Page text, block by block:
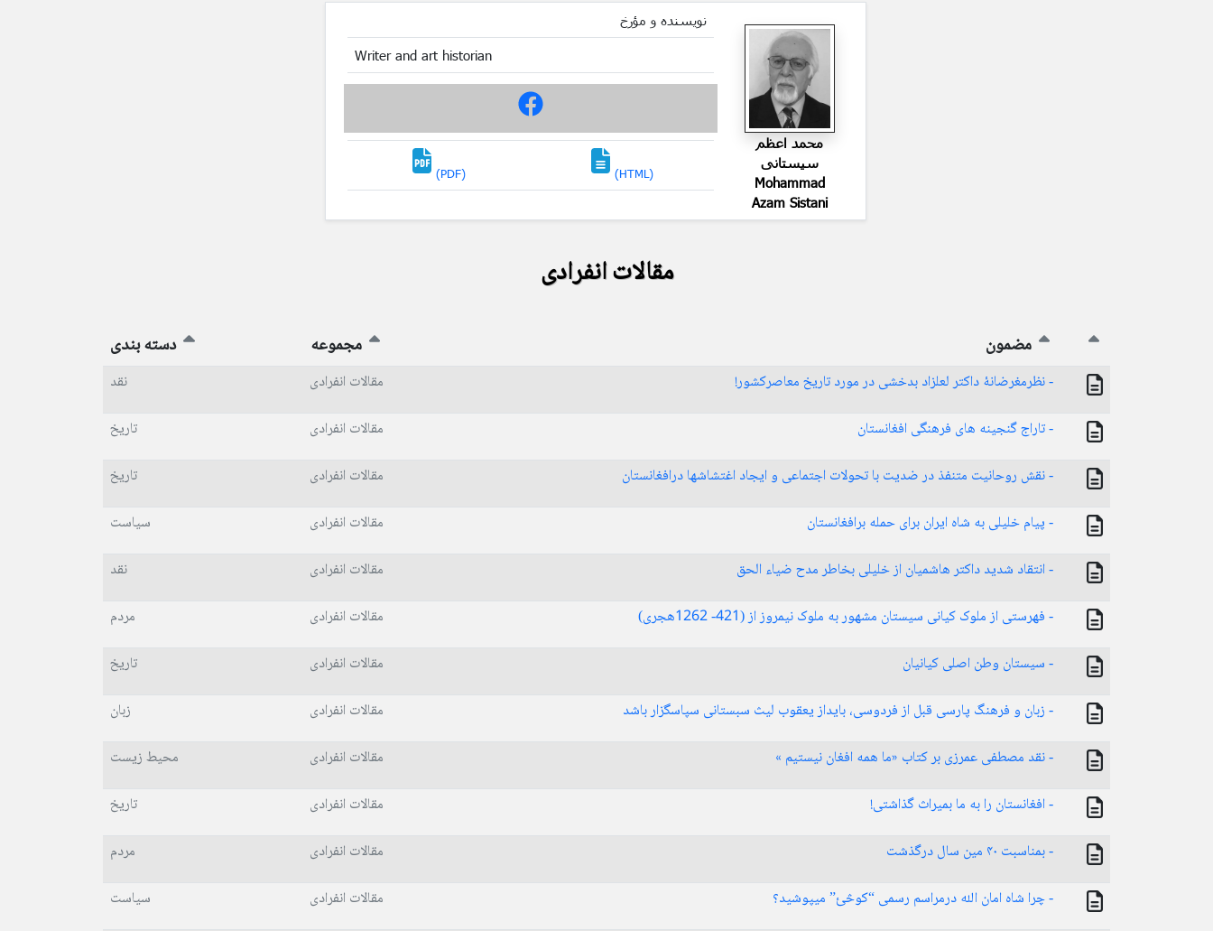
نویسنده و مؤرخ
Writer and art historian
(PDF) (HTML)
محمد اعظم
سیستانی
Mohammad
Azam Sistani
مقالات انفرادی
مضمون مجموعه دسته بندی
- نظرمغرضانۀ داکتر لعلزاد بدخشی در مورد تاريخ معاصرکشور! مقالات انفرادی
نقد
- تاراج گنجینه های فرهنگی افغانستان
مقالات انفرادی
تاریخ
- نقش روحانیت متنفذ در ضدیت با تحولات اجتماعی و ایجاد اغتشاشها درافغانستان
مقالات انفرادی
تاریخ
- پیام خلیلی به شاه ایران برای حمله برافغانستان
مقالات انفرادی
سیاست
- انتقاد شدید داکتر هاشمیان از خلیلی بخاطر مدح ضیاء الحق
مقالات انفرادی
نقد
- فهرستی از ملوک کیانی سیستان مشهور به ملوک نیمروز از (421- 1262هجری)
مقالات انفرادی
مردم
- سیستان وطن اصلی کیانیان
مقالات انفرادی
تاریخ
- زبان و‌‌ فرهنگ پارسی قبل از فردوسی، بایداز یعقوب لیث سبستانی سپاسگزار باشد
مقالات انفرادی
زبان
- نقد مصطفی عمرزی بر کتاب «ما همه افغان نیستیم »
مقالات انفرادی
محیط زیست
- افغانستان را به ما بمیراث گذاشتی!
مقالات انفرادی
تاریخ
- بمناسبت ۴۰ مین سال درگذشت
مقالات انفرادی
مردم
- چرا شاه امان الله درمراسم رسمی “کوڅئ” میپوشید؟
مقالات انفرادی
سیاست